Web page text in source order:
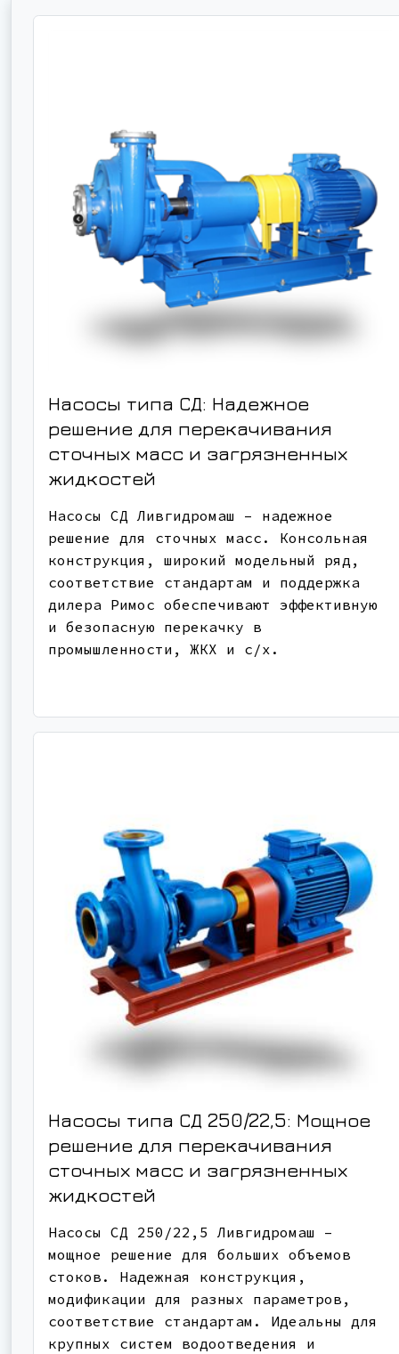
Насосы типа СД: Надежное
решение для перекачивания
сточных масс и загрязненных
жидкостей
Насосы СД Ливгидромаш – надежное
решение для сточных масс. Консольная
конструкция, широкий модельный ряд,
соответствие стандартам и поддержка
дилера Римос обеспечивают эффективную
и безопасную перекачку в
промышленности, ЖКХ и с/х.
Насосы типа СД 250/22,5: Мощное
решение для перекачивания
сточных масс и загрязненных
жидкостей
Насосы СД 250/22,5 Ливгидромаш –
мощное решение для больших объемов
стоков. Надежная конструкция,
модификации для разных параметров,
соответствие стандартам. Идеальны для
крупных систем водоотведения и